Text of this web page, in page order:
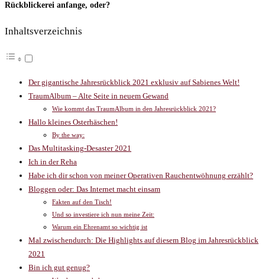
Rückblickerei anfange, oder?
Inhaltsverzeichnis
Der gigantische Jahresrückblick 2021 exklusiv auf Sabienes Welt!
TraumAlbum – Alte Seite in neuem Gewand
Wie kommt das TraumAlbum in den Jahresrückblick 2021?
Hallo kleines Osterhäschen!
By the way:
Das Multitasking-Desaster 2021
Ich in der Reha
Habe ich dir schon von meiner Operativen Rauchentwöhnung erzählt?
Bloggen oder: Das Internet macht einsam
Fakten auf den Tisch!
Und so investiere ich nun meine Zeit:
Warum ein Ehrenamt so wichtig ist
Mal zwischendurch: Die Highlights auf diesem Blog im Jahresrückblick
2021
Bin ich gut genug?